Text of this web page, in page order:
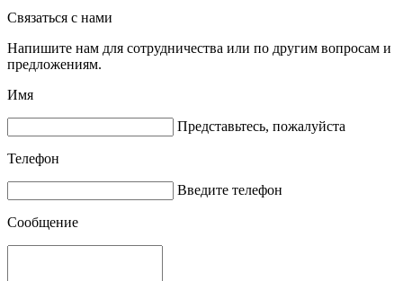
Связаться с нами
Напишите нам для сотрудничества или по другим вопросам и
предложениям.
Имя
Представьтесь, пожалуйста
Телефон
Введите телефон
Сообщение